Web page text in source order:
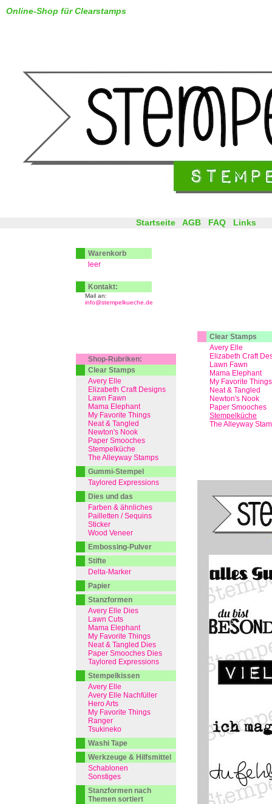
Online-Shop für Clearstamps
Clear Stamps
Avery Elle
Elizabeth Craft
Lawn Fawn
Mama Elephant
My Favorite Things
Neat & Tangled
Newton's Nook
Paper Smooches
Stempelküche
The Alleyway
Startseite AGB FAQ Links
Warenkorb
leer
Kontakt:
Mail an:
info@stempelkueche.de
Shop-Rubriken:
Clear Stamps
Avery Elle
Elizabeth Craft Designs
Lawn Fawn
Mama Elephant
My Favorite Things
Neat & Tangled
Newton's Nook
Paper Smooches
Stempelküche
The Alleyway Stamps
Gummi-Stempel
Taylored Expressions
Dies und das
Farben & ähnliches
Pailletten / Sequins
Sticker
Wood Veneer
Embossing-Pulver
Stifte
Delta-Marker
Papier
Stanzformen
Avery Elle Dies
Lawn Cuts
Mama Elephant
My Favorite Things
Neat & Tangled Dies
Paper Smooches Dies
Taylored Expressions
Stempelkissen
Avery Elle
Avery Elle Nachfüller
Hero Arts
My Favorite Things
Ranger
Tsukineko
Washi Tape
Werkzeuge & Hilfsmittel
Schablonen
Sonstiges
Stanzformen nach
Themen sortiert